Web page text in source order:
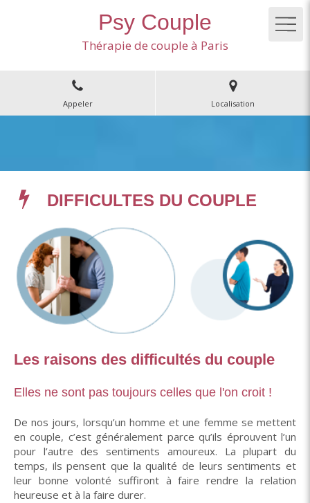
Psy Couple
Thérapie de couple à Paris
Appeler Localisation
DIFFICULTES DU COUPLE
Les raisons des difficultés du couple
Elles ne sont pas toujours celles que l'on croit !
De nos jours, lorsqu’un homme et une femme se mettent
en couple, c’est généralement parce qu’ils éprouvent l’un
pour l’autre des sentiments amoureux. La plupart du
temps, ils pensent que la qualité de leurs sentiments et
leur bonne volonté suffiront à faire rendre la relation
heureuse et à la faire durer.